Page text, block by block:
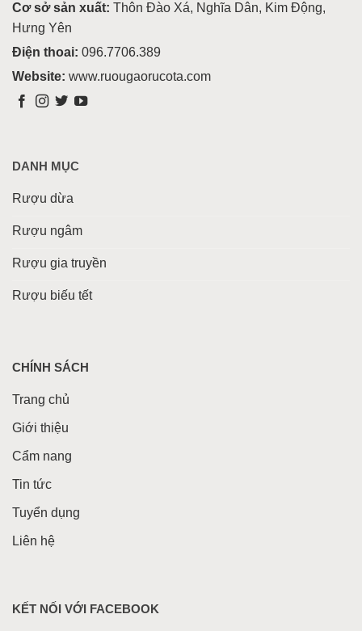
Cơ sở sản xuất: Thôn Đào Xá, Nghĩa Dân, Kim Động,
Hưng Yên
Điện thoai: 096.7706.389
Website: www.ruougaorucota.com
DANH MỤC
Rượu dừa
Rượu ngâm
Rượu gia truyền
Rượu biếu tết
CHÍNH SÁCH
Trang chủ
Giới thiệu
Cẩm nang
Tin tức
Tuyển dụng
Liên hệ
KẾT NỐI VỚI FACEBOOK